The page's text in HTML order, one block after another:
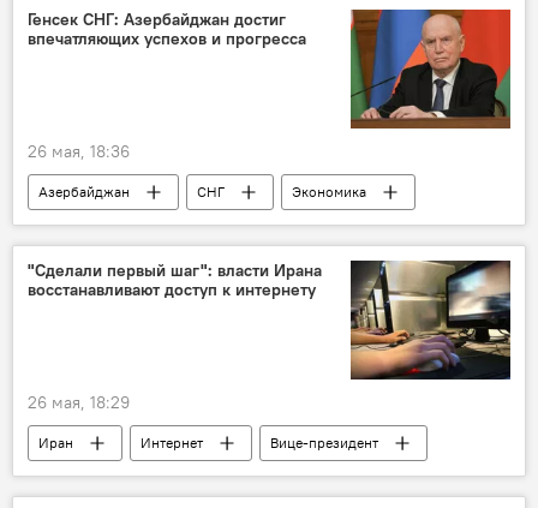
День независимости
Генсек СНГ: Азербайджан достиг
впечатляющих успехов и прогресса
26 мая, 18:36
Азербайджан СНГ Экономика
"Сделали первый шаг": власти Ирана
восстанавливают доступ к интернету
26 мая, 18:29
Иран Интернет
Вице-президент
США
Ближний Восток Израиль